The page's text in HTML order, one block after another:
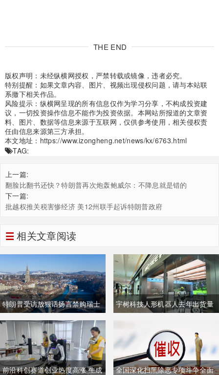
THE END
版权声明：未经纵横网授权，严禁转载或镜像，违者必究。
特别提醒：如果文章内容、图片、视频出现侵权问题，请与本站联
系撤下相关作品。
风险提示：纵横网呈现的所有信息仅作为学习分享，不构成投资建
议，一切投资操作信息不能作为投资依据。本网站所报道的文章资
料、图片、数据等信息来源于互联网，仅供参考使用，相关侵权责
任由信息来源第三方承担。
本文地址： https://www.izongheng.net/news/kx/6763.html
TAG:
上一篇:
翻脸比翻书还快？特朗普再次炮轰鲍威尔：不降息就是错的
下一篇:
批越权推关税害惨经济 美12州联手起诉特朗普政府
相关文章阅读
特朗普受访放狠话扬言禁购瑞士
商品抹平贸易逆差 双方贸易数据
与经贸纽带实际情况反差明显
宇树科技人形机器人去年出货量
加码核心技术研发
前沿科创赛道创业热度高涨 生成 全国深化扫黑除恶专项斗争全面